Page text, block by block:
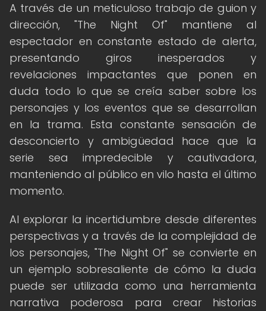
A través de un meticuloso trabajo de guion y
dirección, "The Night Of" mantiene al
espectador en constante estado de alerta,
presentando giros inesperados y
revelaciones impactantes que ponen en
duda todo lo que se creía saber sobre los
personajes y los eventos que se desarrollan
en la trama. Esta constante sensación de
desconcierto y ambigüedad hace que la
serie sea impredecible y cautivadora,
manteniendo al público en vilo hasta el último
momento.
Al explorar la incertidumbre desde diferentes
perspectivas y a través de la complejidad de
los personajes, "The Night Of" se convierte en
un ejemplo sobresaliente de cómo la duda
puede ser utilizada como una herramienta
narrativa poderosa para crear historias